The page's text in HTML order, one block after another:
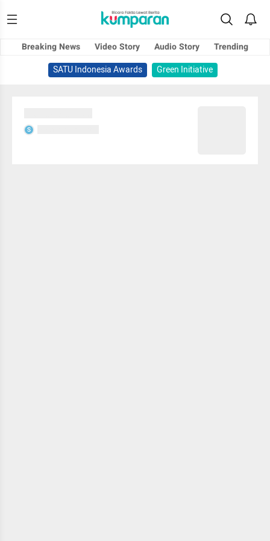
Breaking News Video Story Audio Story
Trending
SATU Indonesia Awards
Green Initiative
S